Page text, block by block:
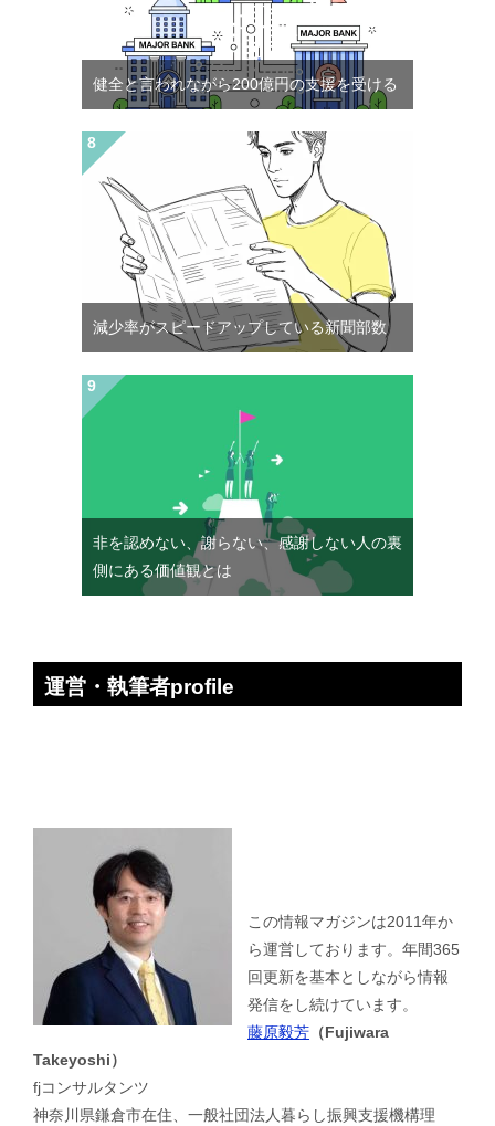
健全と言われながら200億円の支援を受ける
減少率がスピードアップしている新聞部数
非を認めない、謝らない、感謝しない人の裏
側にある価値観とは
運営・執筆者profile
この情報マガジンは2011年か
ら運営しております。年間365
回更新を基本としながら情報
発信をし続けています。
藤原毅芳 （Fujiwara
Takeyoshi）
fjコンサルタンツ
神奈川県鎌倉市在住、一般社団法人暮らし振興支援機構理